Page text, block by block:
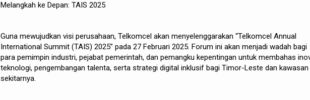
Melangkah ke Depan: TAIS 2025
Guna mewujudkan visi perusahaan, Telkomcel akan menyelenggarakan “Telkomcel Annual
International Summit (TAIS) 2025” pada 27 Februari 2025. Forum ini akan menjadi wadah bagi
para pemimpin industri, pejabat pemerintah, dan pemangku kepentingan untuk membahas
teknologi, pengembangan talenta, serta strategi digital inklusif bagi Timor-Leste dan kawasan
sekitarnya.